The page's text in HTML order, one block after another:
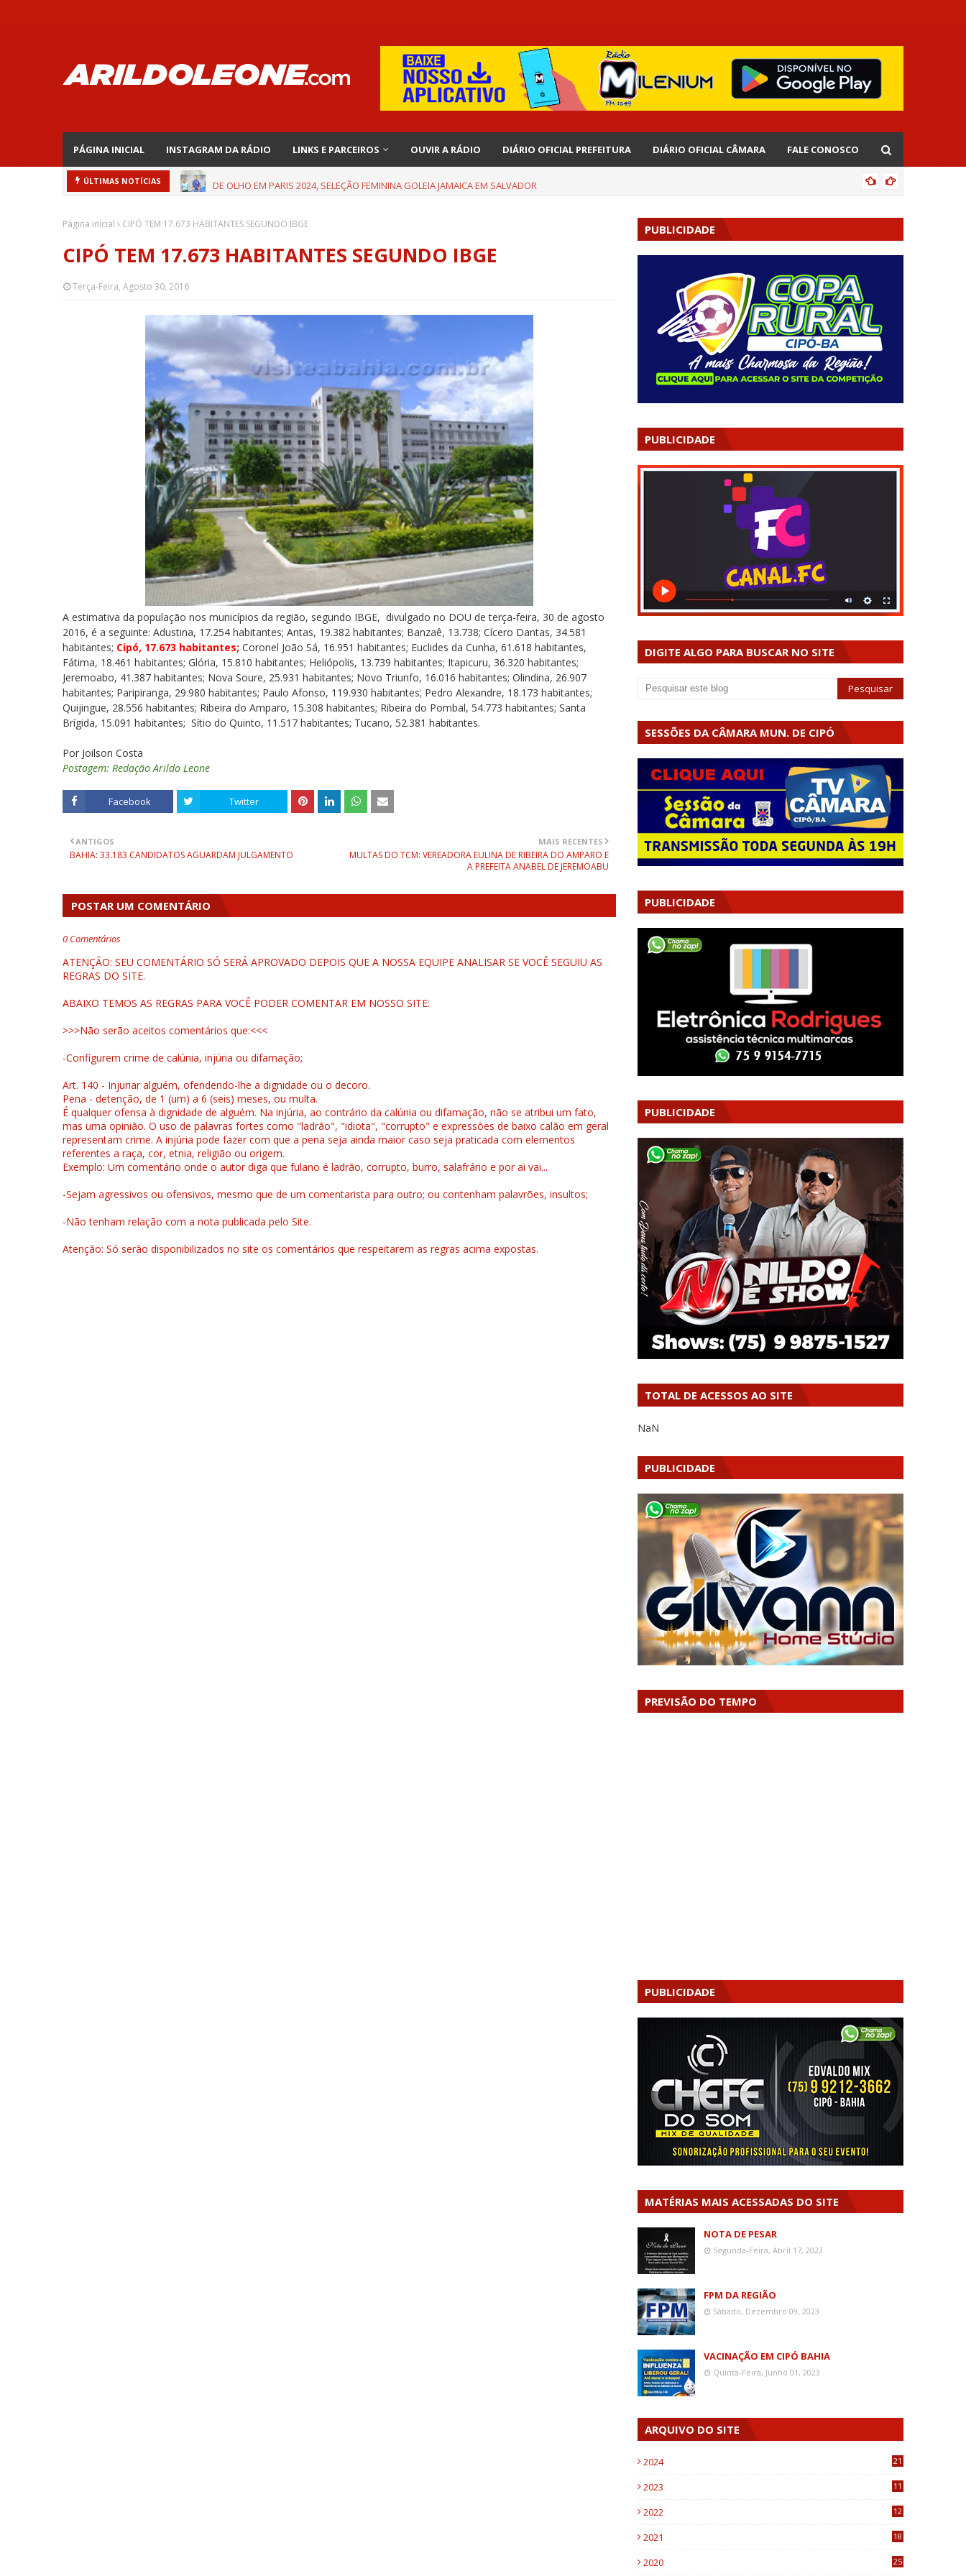
PÁGINA INICIAL INSTAGRAM DA RÁDIO LINKS E PARCEIROS OUVIR A RÁDIO DIÁRIO OFICIAL PREFEITURA DIÁRIO OFICIAL CÂMARA FALE CONOSCO
ÚLTIMAS NOTÍCIAS DE OLHO EM PARIS 2024, SELEÇÃO FEMININA GOLEIA JAMAICA EM SALVADOR
Página inicial CIPÓ TEM 17.673 HABITANTES SEGUNDO IBGE
CIPÓ TEM 17.673 HABITANTES SEGUNDO IBGE
Terça-Feira, Agosto 30, 2016
A estimativa da população nos municípios da região, segundo IBGE, divulgado no DOU de terça-feira, 30 de agosto
2016, é a seguinte: Adustina, 17.254 habitantes; Antas, 19.382 habitantes; Banzaê, 13.738; Cícero Dantas, 34.581
habitantes; Cipó, 17.673 habitantes; Coronel João Sá, 16.951 habitantes; Euclides da Cunha, 61.618 habitantes,
Fátima, 18.461 habitantes; Glória, 15.810 habitantes; Heliópolis, 13.739 habitantes; Itapicuru, 36.320 habitantes;
Jeremoabo, 41.387 habitantes; Nova Soure, 25.931 habitantes; Novo Triunfo, 16.016 habitantes; Olindina, 26.907
habitantes; Paripiranga, 29.980 habitantes; Paulo Afonso, 119.930 habitantes; Pedro Alexandre, 18.173 habitantes;
Quijingue, 28.556 habitantes; Ribeira do Amparo, 15.308 habitantes; Ribeira do Pombal, 54.773 habitantes; Santa
Brígida, 15.091 habitantes; Sítio do Quinto, 11.517 habitantes; Tucano, 52.381 habitantes.
Por Joilson Costa
Postagem: Redação Arildo Leone
Facebook Twitter
MAIS RECENTES
MULTAS DO TCM: VEREADORA EULINA DE RIBEIRA DO AMPARO E
A PREFEITA ANABEL DE JEREMOABU
ANTIGOS
BAHIA: 33.183 CANDIDATOS AGUARDAM JULGAMENTO
POSTAR UM COMENTÁRIO
0 Comentários
ATENÇÃO: SEU COMENTÁRIO SÓ SERÁ APROVADO DEPOIS QUE A NOSSA EQUIPE ANALISAR SE VOCÊ SEGUIU AS
REGRAS DO SITE.
ABAIXO TEMOS AS REGRAS PARA VOCÊ PODER COMENTAR EM NOSSO SITE:
>>>Não serão aceitos comentários que:<<<
-Configurem crime de calúnia, injúria ou difamação;
Art. 140 - Injuriar alguém, ofendendo-lhe a dignidade ou o decoro.
Pena - detenção, de 1 (um) a 6 (seis) meses, ou multa.
É qualquer ofensa à dignidade de alguém. Na injúria, ao contrário da calúnia ou difamação, não se atribui um fato,
mas uma opinião. O uso de palavras fortes como "ladrão", "idiota", "corrupto" e expressões de baixo calão em geral
representam crime. A injúria pode fazer com que a pena seja ainda maior caso seja praticada com elementos
referentes a raça, cor, etnia, religião ou origem.
Exemplo: Um comentário onde o autor diga que fulano é ladrão, corrupto, burro, salafrário e por ai vai...
-Sejam agressivos ou ofensivos, mesmo que de um comentarista para outro; ou contenham palavrões, insultos;
-Não tenham relação com a nota publicada pelo Site.
Atenção: Só serão disponibilizados no site os comentários que respeitarem as regras acima expostas.
PUBLICIDADE
PUBLICIDADE
DIGITE ALGO PARA BUSCAR NO SITE
SESSÕES DA CÂMARA MUN. DE CIPÓ
PUBLICIDADE
PUBLICIDADE
TOTAL DE ACESSOS AO SITE
NaN
PUBLICIDADE
PREVISÃO DO TEMPO
PUBLICIDADE
MATÉRIAS MAIS ACESSADAS DO SITE
NOTA DE PESAR
Segunda-Feira, Abril 17, 2023
FPM DA REGIÃO
Sábado, Dezembro 09, 2023
VACINAÇÃO EM CIPÓ BAHIA
Quinta-Feira, Junho 01, 2023
ARQUIVO DO SITE
2024 21
2023
11
2022
12
2021
18
2020
25